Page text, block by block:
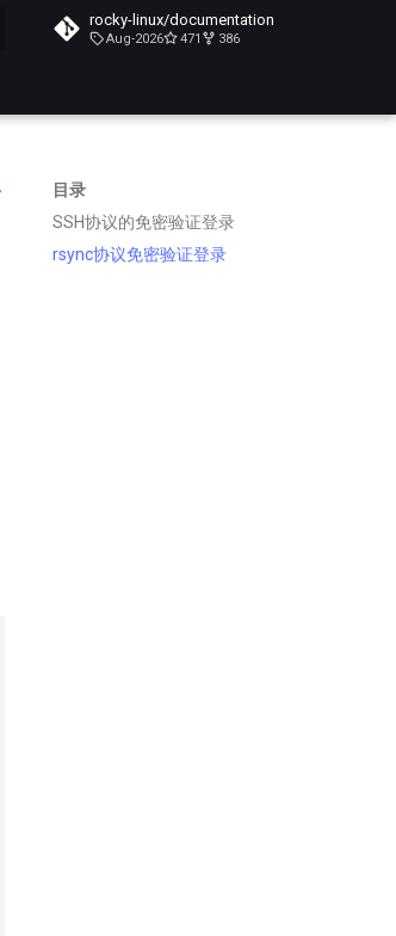
rocky-linux/documentation
Aug-2026 471 386
目录
SSH协议的免密验证登录
rsync协议免密验证登录